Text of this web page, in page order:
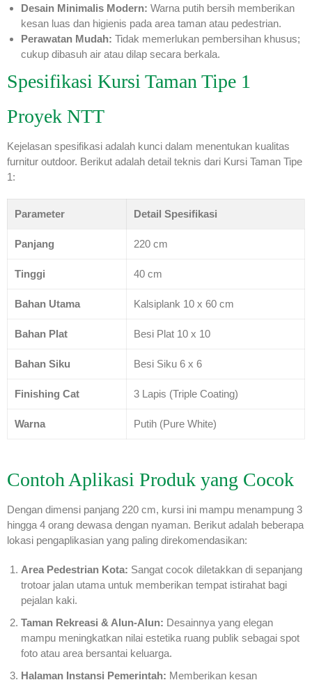
Desain Minimalis Modern: Warna putih bersih memberikan
kesan luas dan higienis pada area taman atau pedestrian.
Perawatan Mudah: Tidak memerlukan pembersihan khusus;
cukup dibasuh air atau dilap secara berkala.
Spesifikasi Kursi Taman Tipe 1
Proyek NTT
Kejelasan spesifikasi adalah kunci dalam menentukan kualitas
furnitur outdoor. Berikut adalah detail teknis dari Kursi Taman Tipe
1:
Parameter Detail Spesifikasi
Panjang 220 cm
Tinggi 40 cm
Bahan Utama Kalsiplank 10 x 60 cm
Bahan Plat Besi Plat 10 x 10
Bahan Siku Besi Siku 6 x 6
Finishing Cat 3 Lapis (Triple Coating)
Warna Putih (Pure White)
Contoh Aplikasi Produk yang Cocok
Dengan dimensi panjang 220 cm, kursi ini mampu menampung 3
hingga 4 orang dewasa dengan nyaman. Berikut adalah beberapa
lokasi pengaplikasian yang paling direkomendasikan:
Area Pedestrian Kota: Sangat cocok diletakkan di sepanjang
trotoar jalan utama untuk memberikan tempat istirahat bagi
pejalan kaki.
Taman Rekreasi & Alun-Alun: Desainnya yang elegan
mampu meningkatkan nilai estetika ruang publik sebagai spot
foto atau area bersantai keluarga.
Halaman Instansi Pemerintah: Memberikan kesan